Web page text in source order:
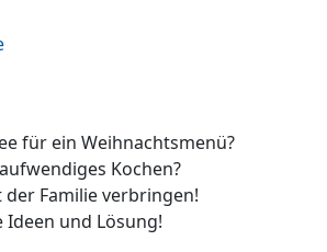
für ein Weihnachtsmenü?
Kochen?
der Familie verbringen!
Ideen und Lösung!